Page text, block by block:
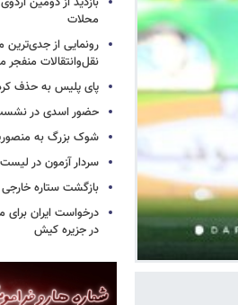
محلات
رونمایی از
نقل‌وانتقالات
پای پلیس به حذف
حضور اسدی در نشست
شوک بزرگ به
سردار آزمون در
بازگشت ستاره
درخواست ایران برای
در جزیره کیش